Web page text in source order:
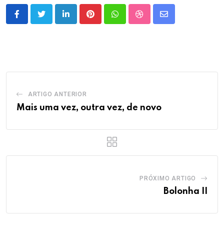
LinkedInPinterestWhatsappStumbleUpon
Share
ARTIGO ANTERIOR
Mais uma vez, outra vez, de novo
PRÓXIMO ARTIGO
Bolonha II